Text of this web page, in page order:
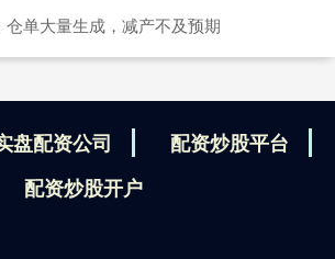
单大量生成，减产不及预期
盘配资公司
配资炒股平台
配资炒股开户